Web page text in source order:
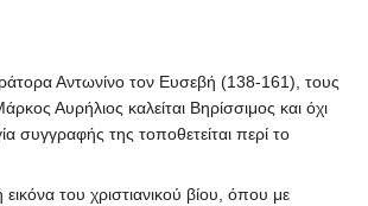
Αντωνίνο τον Ευσεβή (138-161), τους
Αυρήλιος καλείται Βηρίσσιμος και όχι
συγγραφής της τοποθετείται περί το
του χριστιανικού βίου, όπου με